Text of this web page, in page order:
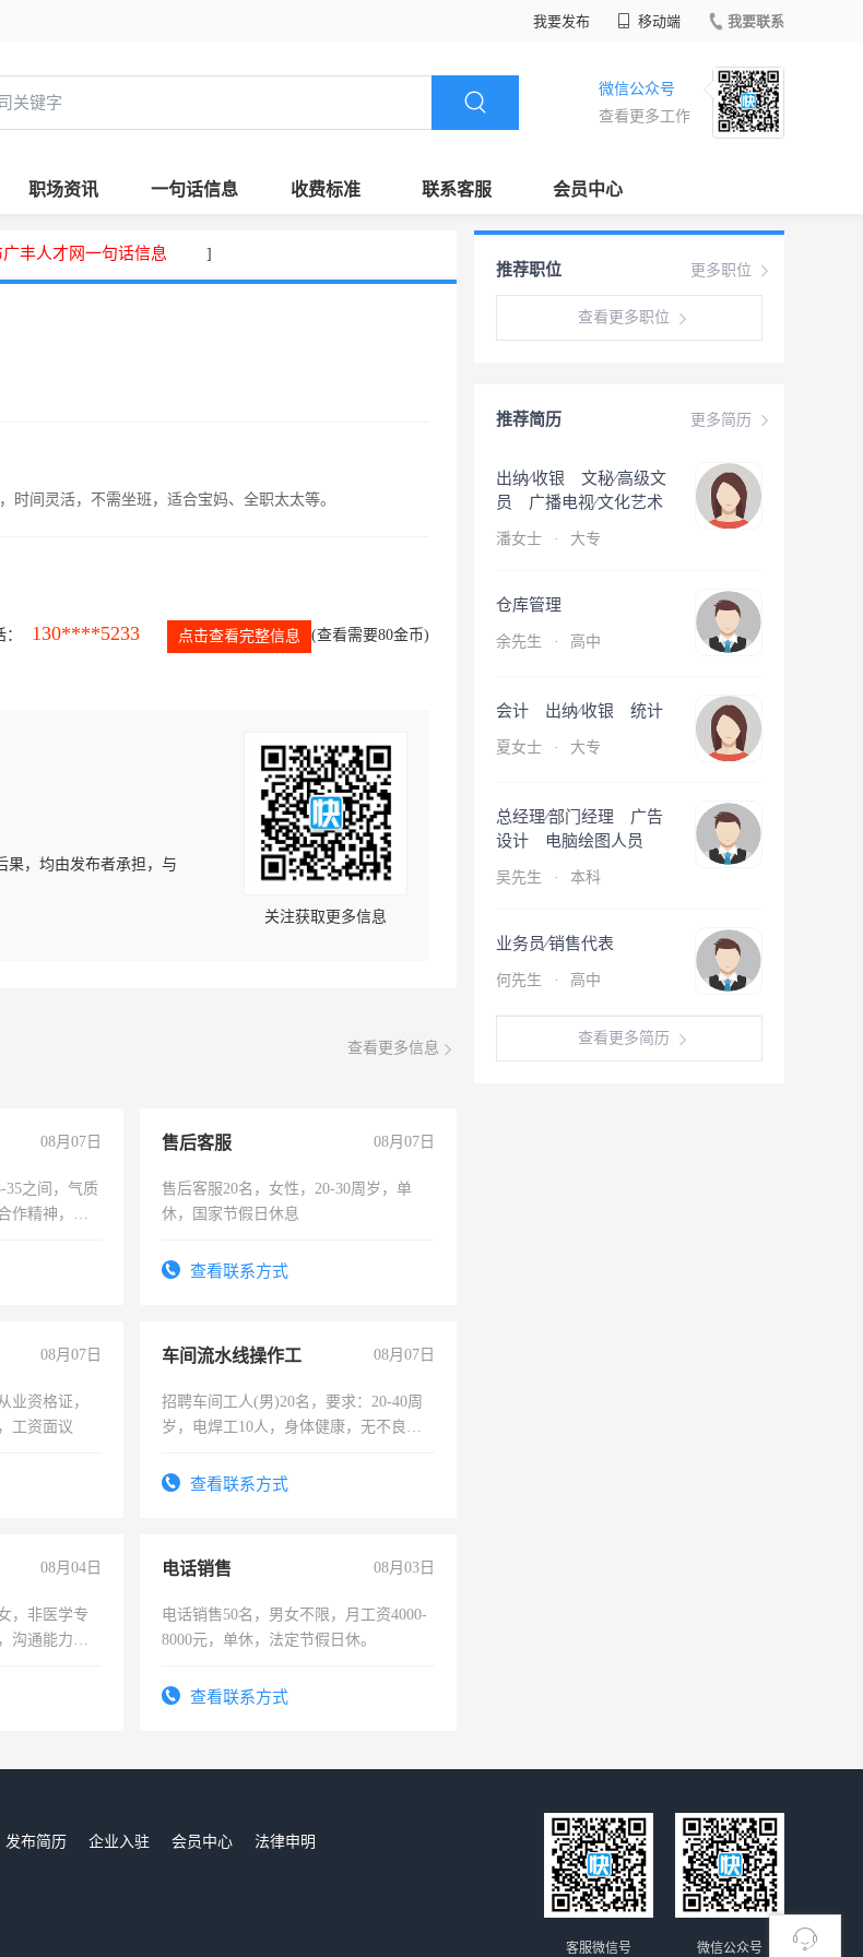
我要发布 移动端 我要联系
微信公众号
查看更多工作
职场资讯 一句话信息 收费标准 联系客服 会员中心
丰人才网一句话信息 ]
时间灵活，不需坐班，适合宝妈、全职太太等。
130****5233 点击查看完整信息 (查看需要80金币)
果，均由发布者承担，与
关注获取更多信息
查看更多信息
08月07日
35之间，气质
作精神，有
售后客服 08月07日
售后客服20名，女性，20-30周岁，单
休，国家节假日休息
查看联系方式
08月07日
业资格证，
工资面议
车间流水线操作工 08月07日
招聘车间工人(男)20名，要求：20-40周
岁，电焊工10人，身体健康，无不良嗜
宿，免费发放劳保用品，两班倒，每月
查看联系方式
08月04日
，非医学专
沟通能力
电话销售 08月03日
电话销售50名，男女不限，月工资4000-
8000元，单休，法定节假日休。
查看联系方式
更多职位
推荐职位
查看更多职位
更多简历
推荐简历
出纳∕收银 文秘∕高级文
员 广播电视∕文化艺术
潘女士 · 大专
仓库管理
余先生 · 高中
会计 出纳∕收银 统计
夏女士 · 大专
总经理∕部门经理 广告
设计 电脑绘图人员
吴先生 · 本科
业务员∕销售代表
何先生 · 高中
查看更多简历
发布简历 企业入驻 会员中心
法律申明
微信公众号
客服微信号